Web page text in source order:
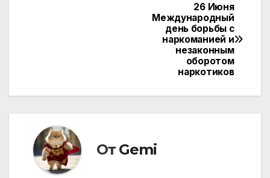
26 Июня
Международный
день борьбы с
наркоманией и
незаконным
оборотом
наркотиков
От Gemi